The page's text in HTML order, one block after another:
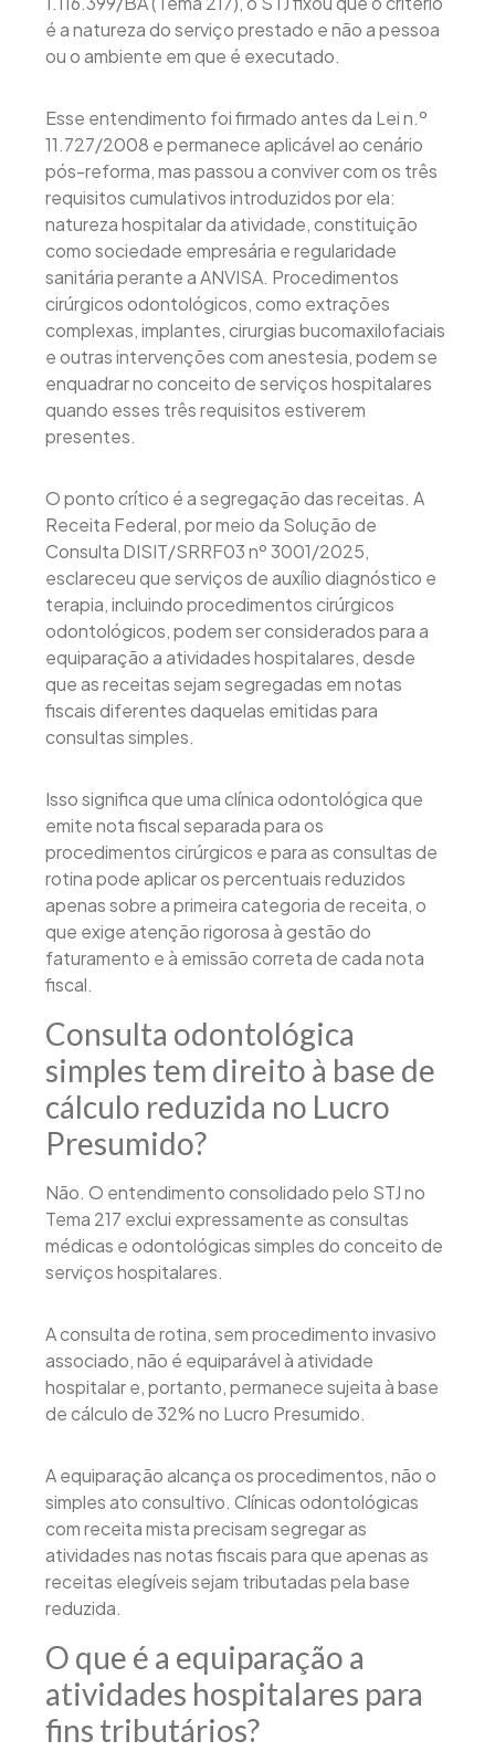
é a natureza do serviço prestado e não a pessoa
ou o ambiente em que é executado.
Esse entendimento foi firmado antes da Lei n.º
11.727/2008 e permanece aplicável ao cenário
pós-reforma, mas passou a conviver com os três
requisitos cumulativos introduzidos por ela:
natureza hospitalar da atividade, constituição
como sociedade empresária e regularidade
sanitária perante a ANVISA. Procedimentos
cirúrgicos odontológicos, como extrações
complexas, implantes, cirurgias bucomaxilofaciais
e outras intervenções com anestesia, podem se
enquadrar no conceito de serviços hospitalares
quando esses três requisitos estiverem
presentes.
O ponto crítico é a segregação das receitas. A
Receita Federal, por meio da Solução de
Consulta DISIT/SRRF03 nº 3001/2025,
esclareceu que serviços de auxílio diagnóstico e
terapia, incluindo procedimentos cirúrgicos
odontológicos, podem ser considerados para a
equiparação a atividades hospitalares, desde
que as receitas sejam segregadas em notas
fiscais diferentes daquelas emitidas para
consultas simples.
Isso significa que uma clínica odontológica que
emite nota fiscal separada para os
procedimentos cirúrgicos e para as consultas de
rotina pode aplicar os percentuais reduzidos
apenas sobre a primeira categoria de receita, o
que exige atenção rigorosa à gestão do
faturamento e à emissão correta de cada nota
fiscal.
Consulta odontológica
simples tem direito à base de
cálculo reduzida no Lucro
Presumido?
Não. O entendimento consolidado pelo STJ no
Tema 217 exclui expressamente as consultas
médicas e odontológicas simples do conceito de
serviços hospitalares.
A consulta de rotina, sem procedimento invasivo
associado, não é equiparável à atividade
hospitalar e, portanto, permanece sujeita à base
de cálculo de 32% no Lucro Presumido.
A equiparação alcança os procedimentos, não o
simples ato consultivo. Clínicas odontológicas
com receita mista precisam segregar as
atividades nas notas fiscais para que apenas as
receitas elegíveis sejam tributadas pela base
reduzida.
O que é a equiparação a
atividades hospitalares para
fins tributários?